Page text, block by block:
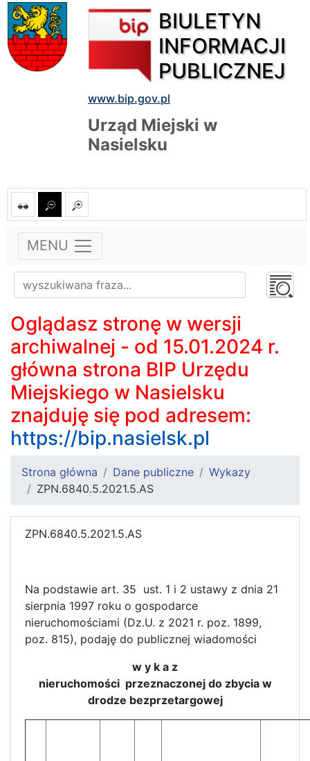
BIULETYN
INFORMACJI
PUBLICZNEJ
www.bip.gov.pl
Urząd Miejski w
Nasielsku
MENU
Oglądasz stronę w wersji
archiwalnej - od 15.01.2024 r.
główna strona BIP Urzędu
Miejskiego w Nasielsku
znajduję się pod adresem:
https://bip.nasielsk.pl
Strona główna Dane publiczne
Wykazy
ZPN.6840.5.2021.5.AS
ZPN.6840.5.2021.5.AS
Na podstawie art. 35 ust. 1 i 2 ustawy z dnia 21
sierpnia 1997 roku o gospodarce
nieruchomościami (Dz.U. z 2021 r. poz. 1899,
poz. 815), podaję do publicznej wiadomości
w y k a z
nieruchomości przeznaczonej do zbycia w
drodze bezprzetargowej